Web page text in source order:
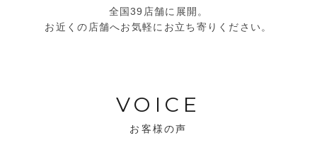
全国39店舗に展開。
お近くの店舗へお気軽にお立ち寄りください。
VOICE
お客様の声